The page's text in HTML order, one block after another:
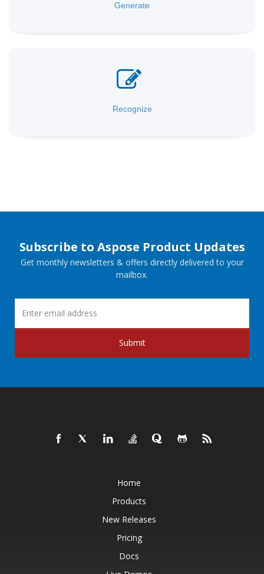
Generate
Recognize
Subscribe to Aspose Product Updates
Get monthly newsletters & offers directly delivered to your
mailbox.
Submit
Home
Products
New Releases
Pricing
Docs